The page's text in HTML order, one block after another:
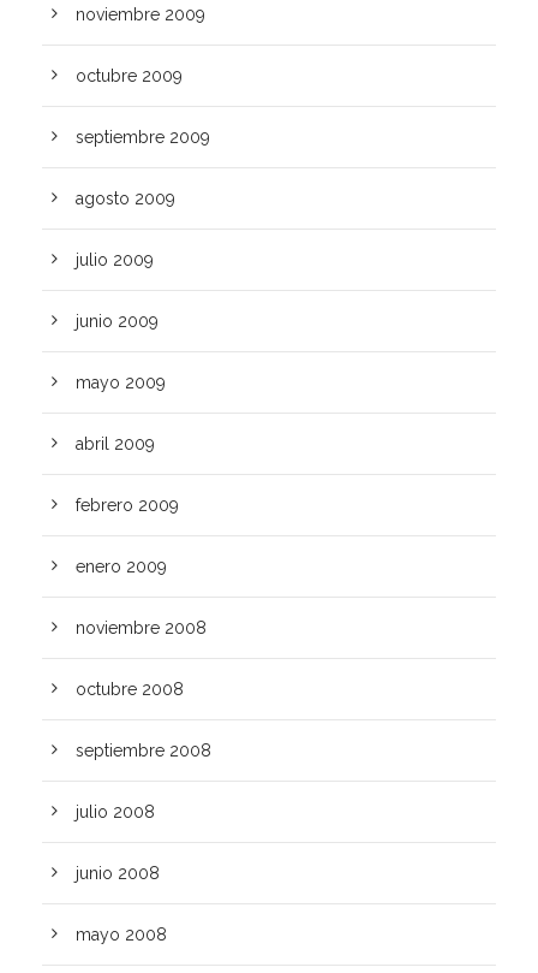
noviembre 2009
octubre 2009
septiembre 2009
agosto 2009
julio 2009
junio 2009
mayo 2009
abril 2009
febrero 2009
enero 2009
noviembre 2008
octubre 2008
septiembre 2008
julio 2008
junio 2008
mayo 2008